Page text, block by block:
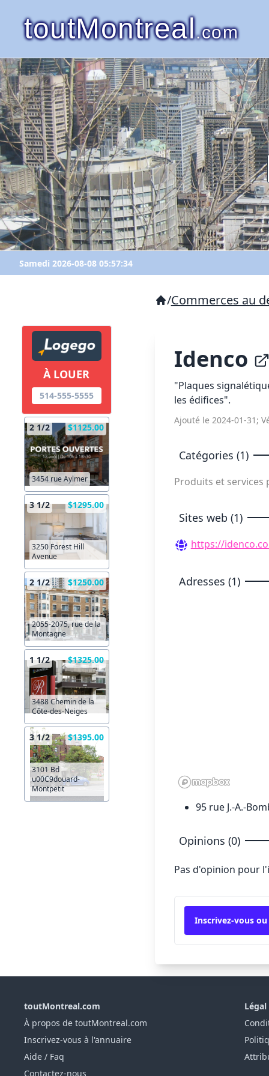
toutMontreal.com
Samedi 2026-08-08 05:57:34
À LOUER
514-555-5555
2 1/2 $1125.00
3454 rue Aylmer
3 1/2 $1295.00
3250 Forest Hill
Avenue
2 1/2 $1250.00
2055-2075, rue de la
Montagne
1 1/2 $1325.00
3488 Chemin de la
Côte-des-Neiges
3 1/2 $1395.00
3101 Bd
u00C9douard-
Montpetit
/Commerces au
Idenco
"Plaques
les édifices".
Ajouté le 2024-01-31;
Catégories (1)
Produits et services
Sites web (1)
https://
Adresses (1)
95 rue J.-A.-
Opinions (0)
Pas d'opinion pour
Inscrivez-vous
toutMontreal.com
À propos de toutMontreal.com
Inscrivez-vous à l'annuaire
Aide / Faq
Contactez-nous
Légal